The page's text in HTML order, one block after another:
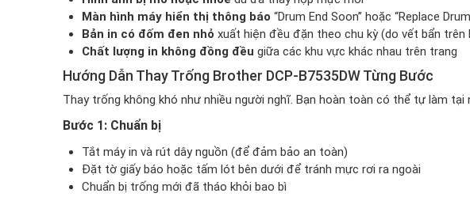
Màn hình máy hiển thị thông báo “Drum End Soon” hoặc “Replace
Bản in có đốm đen nhỏ xuất hiện đều đặn theo chu kỳ (do vết bẩn trên
Chất lượng in không đồng đều giữa các khu vực khác nhau trên trang
Hướng Dẫn Thay Trống Brother DCP-B7535DW Từng Bước
Thay trống không khó như nhiều người nghĩ. Bạn hoàn toàn có thể tự làm tại
Bước 1: Chuẩn bị
Tắt máy in và rút dây nguồn (để đảm bảo an toàn)
Đặt tờ giấy báo hoặc tấm lót bên dưới để tránh mực rơi ra ngoài
Chuẩn bị trống mới đã tháo khỏi bao bì